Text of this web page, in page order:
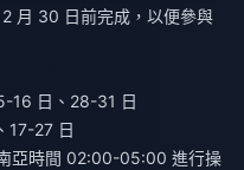
月 30 日前完成，以便參與
17-27 日
亞時間 02:00-05:00 進行操